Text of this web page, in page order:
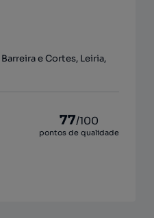
e Cortes, Leiria,
77/100
pontos de qualidade